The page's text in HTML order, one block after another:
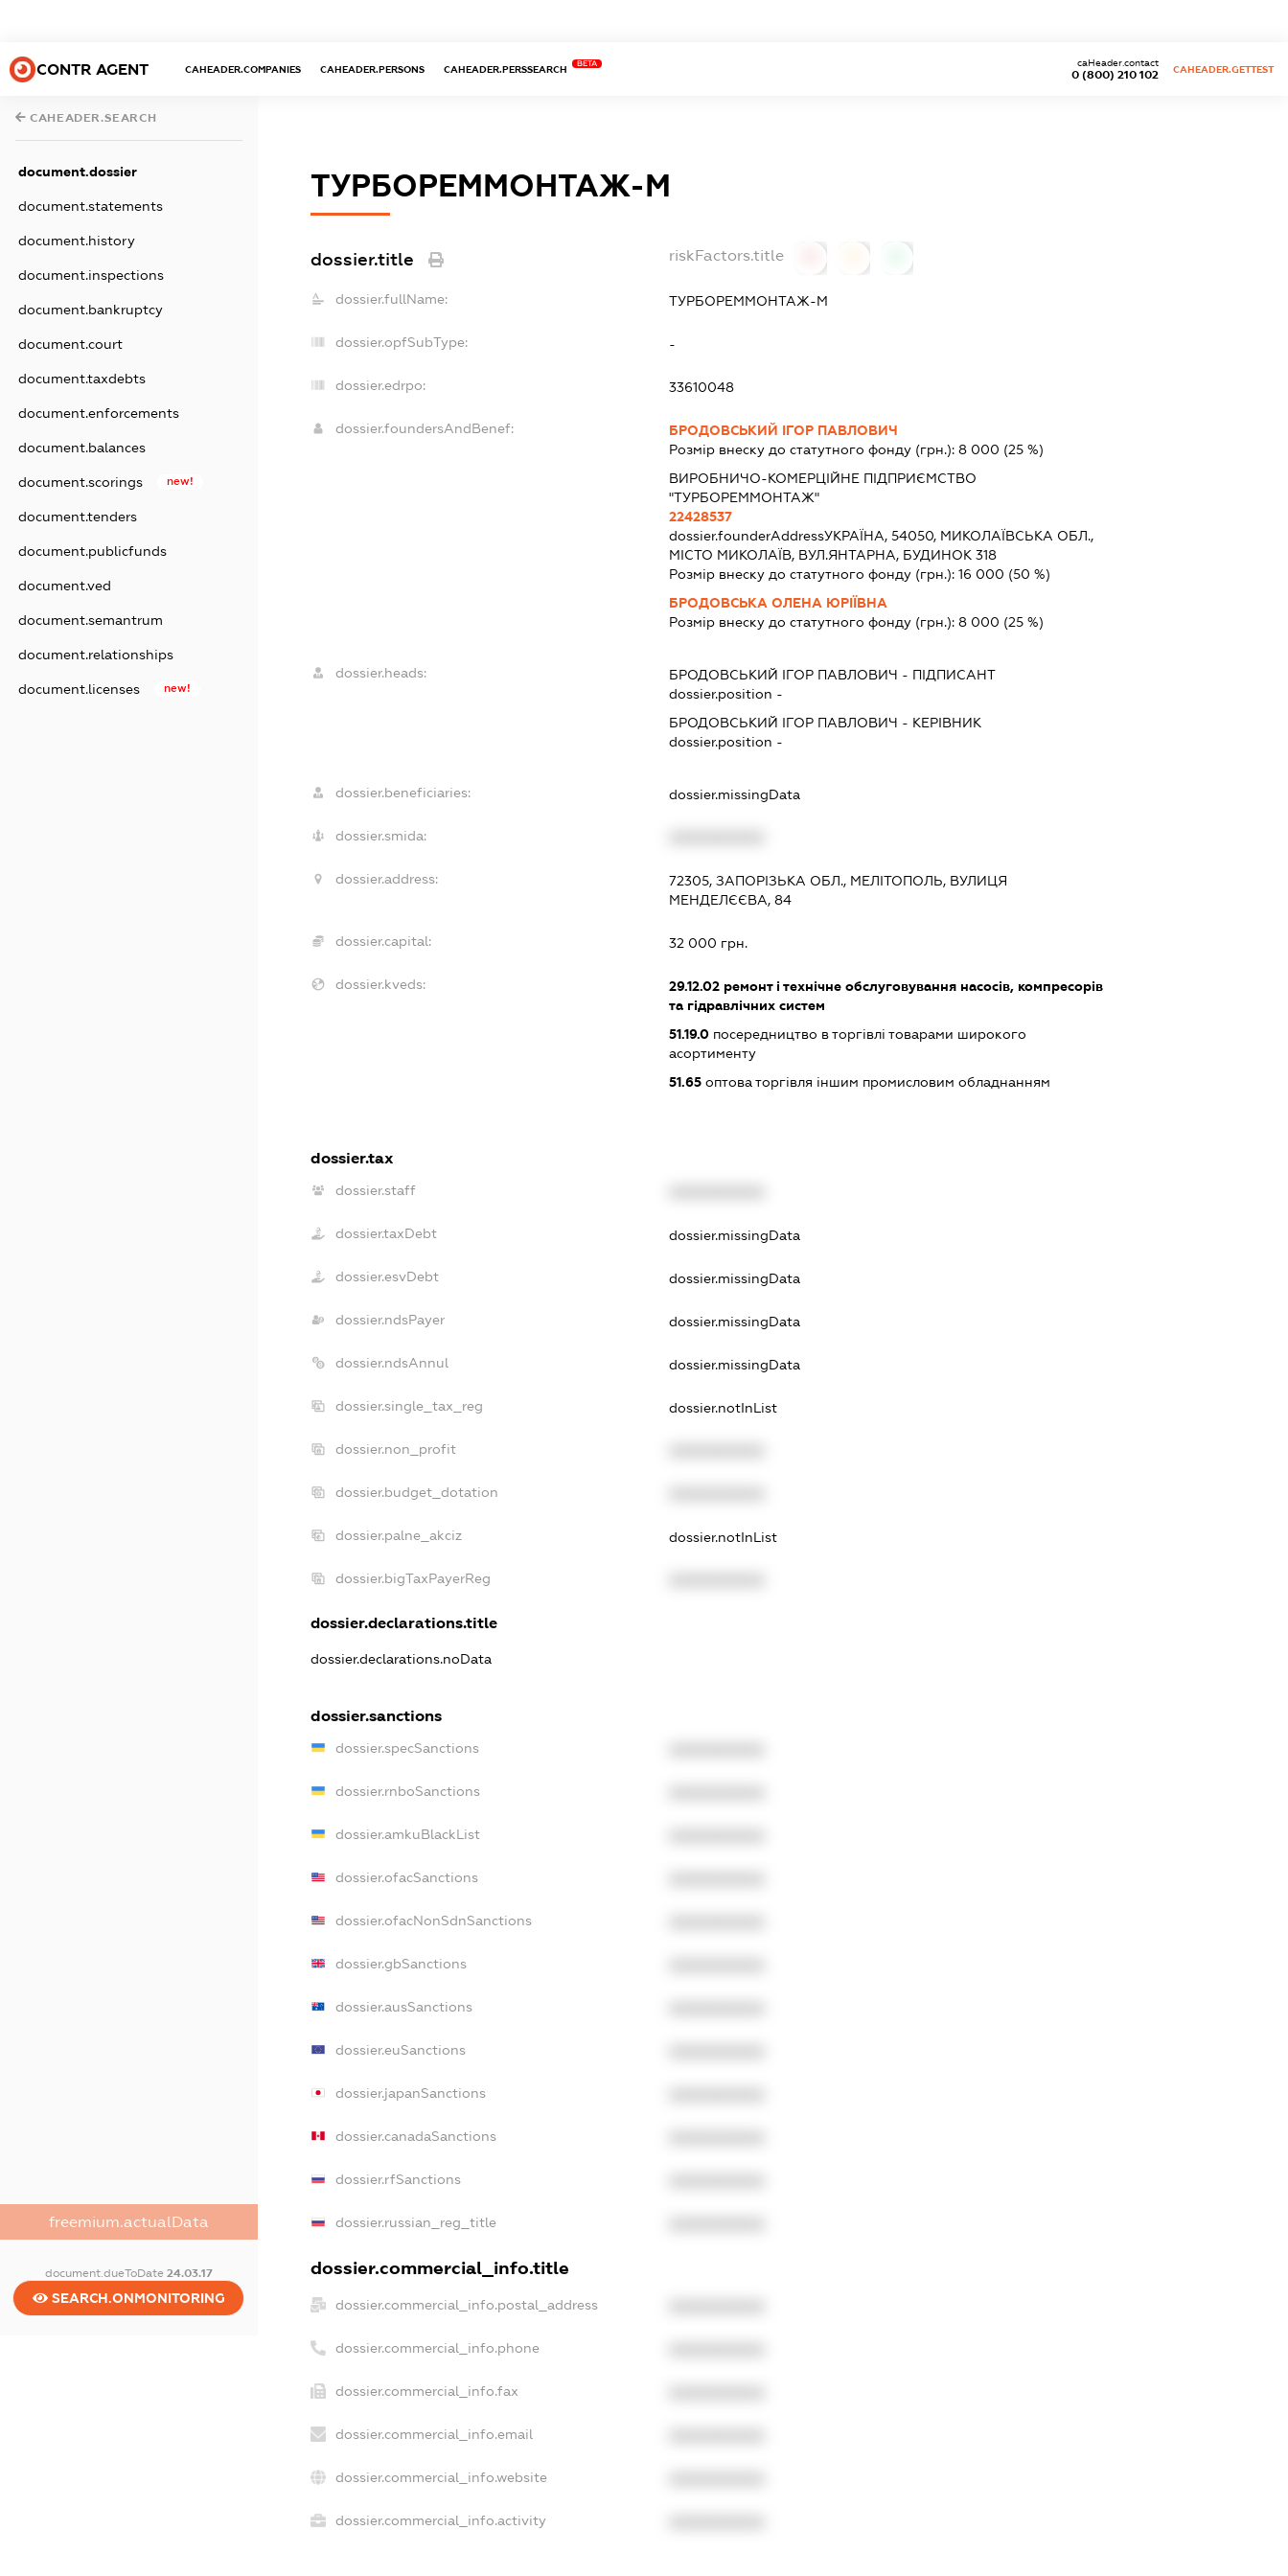
CONTR AGENT CAHEADER.COMPANIES CAHEADER.PERSONS CAHEADER.PERSSEARCH
BETA
0 (800) 210 102
caHeader.contact
CAHEADER.GETTEST
CAHEADER.SEARCH
document.dossier
document.statements
document.history
document.inspections
document.bankruptcy
document.court
document.taxdebts
document.enforcements
document.balances
document.scorings new!
document.tenders
document.publicfunds
document.ved
document.semantrum
document.relationships
document.licenses new!
freemium.actualData
document.dueToDate 24.03.17
SEARCH.ONMONITORING
ТУРБОРЕММОНТАЖ-М
dossier.title riskFactors.title
dossier.fullName: ТУРБОРЕММОНТАЖ-М
dossier.opfSubType: -
dossier.edrpo: 33610048
dossier.foundersAndBenef:
БРОДОВСЬКИЙ ІГОР ПАВЛОВИЧ
Розмір внеску до статутного фонду (грн.): 8 000 (25 %)
ВИРОБНИЧО-КОМЕРЦІЙНЕ ПІДПРИЄМСТВО
"ТУРБОРЕММОНТАЖ"
22428537
dossier.founderAddressУКРАЇНА, 54050, МИКОЛАЇВСЬКА ОБЛ.,
МІСТО МИКОЛАЇВ, ВУЛ.ЯНТАРНА, БУДИНОК 318
Розмір внеску до статутного фонду (грн.): 16 000 (50 %)
БРОДОВСЬКА ОЛЕНА ЮРІЇВНА
Розмір внеску до статутного фонду (грн.): 8 000 (25 %)
dossier.heads: БРОДОВСЬКИЙ ІГОР ПАВЛОВИЧ - ПІДПИСАНТ
dossier.position -
БРОДОВСЬКИЙ ІГОР ПАВЛОВИЧ - КЕРІВНИК
dossier.position -
dossier.beneficiaries: dossier.missingData
dossier.smida:
dossier.address:
72305, ЗАПОРІЗЬКА ОБЛ., МЕЛІТОПОЛЬ, ВУЛИЦЯ
МЕНДЕЛЄЄВА, 84
dossier.capital: 32 000 грн.
dossier.kveds: 29.12.02ремонт і технічне обслуговування насосів, компресорів
та гідравлічних систем
51.19.0посередництво в торгівлі товарами широкого
асортименту
51.65оптова торгівля іншим промисловим обладнанням
dossier.tax
dossier.staff
dossier.taxDebt dossier.missingData
dossier.esvDebt dossier.missingData
dossier.ndsPayer dossier.missingData
dossier.ndsAnnul dossier.missingData
dossier.single_tax_reg dossier.notInList
dossier.non_profit
dossier.budget_dotation
dossier.palne_akciz dossier.notInList
dossier.bigTaxPayerReg
dossier.declarations.title
dossier.declarations.noData
dossier.sanctions
dossier.specSanctions
dossier.rnboSanctions
dossier.amkuBlackList
dossier.ofacSanctions
dossier.ofacNonSdnSanctions
dossier.gbSanctions
dossier.ausSanctions
dossier.euSanctions
dossier.japanSanctions
dossier.canadaSanctions
dossier.rfSanctions
dossier.russian_reg_title
dossier.commercial_info.title
dossier.commercial_info.postal_address
dossier.commercial_info.phone
dossier.commercial_info.fax
dossier.commercial_info.email
dossier.commercial_info.website
dossier.commercial_info.activity